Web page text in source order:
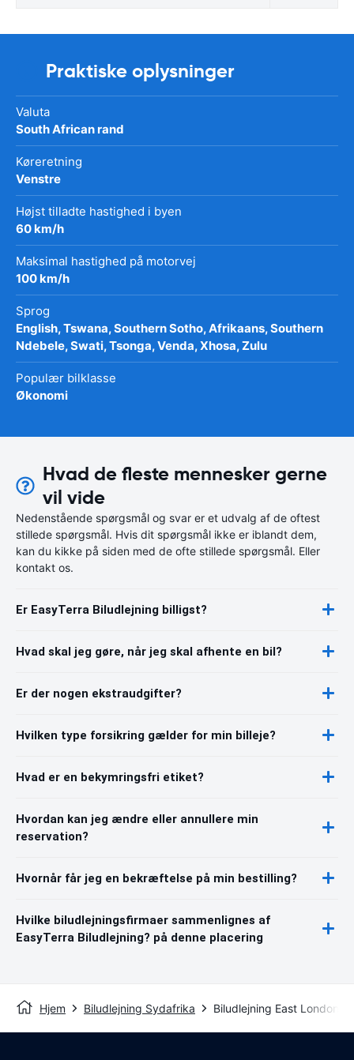
Praktiske oplysninger
Valuta
South African rand
Køreretning
Venstre
Højst tilladte hastighed i byen
60 km/h
Maksimal hastighed på motorvej
100 km/h
Sprog
English, Tswana, Southern Sotho, Afrikaans, Southern
Ndebele, Swati, Tsonga, Venda, Xhosa, Zulu
Populær bilklasse
Økonomi
Hvad de fleste mennesker gerne
vil vide
Nedenstående spørgsmål og svar er et udvalg af de oftest
stillede spørgsmål. Hvis dit spørgsmål ikke er iblandt dem,
kan du kikke på siden med de ofte stillede spørgsmål. Eller
kontakt os.
Er EasyTerra Biludlejning billigst?
Hvad skal jeg gøre, når jeg skal afhente en bil?
Er der nogen ekstraudgifter?
Hvilken type forsikring gælder for min billeje?
Hvad er en bekymringsfri etiket?
Hvordan kan jeg ændre eller annullere min
reservation?
Hvornår får jeg en bekræftelse på min bestilling?
Hvilke biludlejningsfirmaer sammenlignes af
EasyTerra Biludlejning? på denne placering
Hjem Biludlejning Sydafrika Biludlejning East London